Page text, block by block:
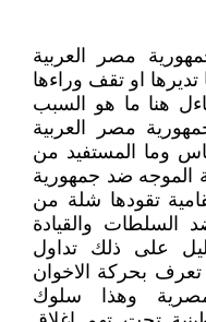
مصر العربية
او تقف وراءها
هنا ما هو السبب
مصر العربية
وما المستفيد من
الموجه ضد جمهورية
تقودها شلة من
السلطات والقيادة
على ذلك تداول
تعرف بحركة الاخوان
وهذا سلوك